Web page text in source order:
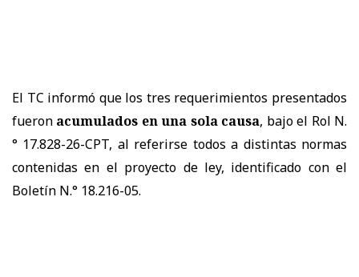
El TC informó que los tres requerimientos presentados
fueron acumulados en una sola causa, bajo el Rol N.
° 17.828-26-CPT, al referirse todos a distintas normas
contenidas en el proyecto de ley, identificado con el
Boletín N.° 18.216-05.